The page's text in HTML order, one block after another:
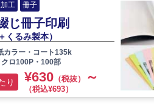
工 冊子
じ冊子印刷
くるみ製本）
カラー・コート135k
ロ100P・100部
り ¥630 （税抜） ～
（税込¥693）